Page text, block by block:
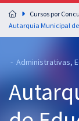
Preparação
residências em
Cursos 20% OFF
Pós
Cursos por
- Administrativas,